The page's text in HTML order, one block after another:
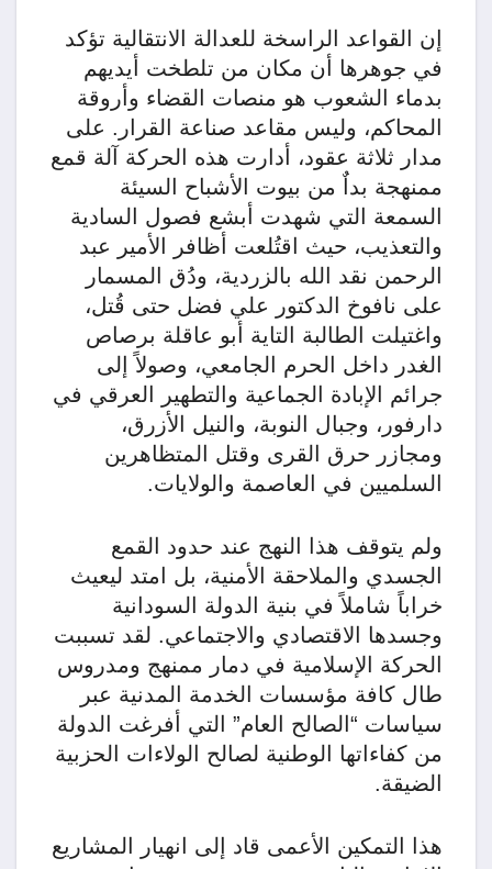
​إن القواعد الراسخة للعدالة الانتقالية تؤكد
في جوهرها أن مكان من تلطخت أيديهم
بدماء الشعوب هو منصات القضاء وأروقة
المحاكم، وليس مقاعد صناعة القرار. على
مدار ثلاثة عقود، أدارت هذه الحركة آلة قمع
ممنهجة بداٌ من بيوت الأشباح السيئة
السمعة التي شهدت أبشع فصول السادية
والتعذيب، حيث اقتُلعت أظافر الأمير عبد
الرحمن نقد الله بالزردية، ودُق المسمار
على نافوخ الدكتور علي فضل حتى قُتل،
واغتيلت الطالبة التاية أبو عاقلة برصاص
الغدر داخل الحرم الجامعي، وصولاً إلى
جرائم الإبادة الجماعية والتطهير العرقي في
دارفور، وجبال النوبة، والنيل الأزرق،
ومجازر حرق القرى وقتل المتظاهرين
السلميين في العاصمة والولايات.
​ولم يتوقف هذا النهج عند حدود القمع
الجسدي والملاحقة الأمنية، بل امتد ليعيث
خراباً شاملاً في بنية الدولة السودانية
وجسدها الاقتصادي والاجتماعي. لقد تسببت
الحركة الإسلامية في دمار ممنهج ومدروس
طال كافة مؤسسات الخدمة المدنية عبر
سياسات “الصالح العام” التي أفرغت الدولة
من كفاءاتها الوطنية لصالح الولاءات الحزبية
الضيقة.
هذا التمكين الأعمى قاد إلى انهيار المشاريع